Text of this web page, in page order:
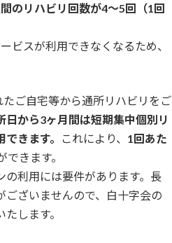
のリハビリ回数が4～5回（1回
ビスが利用できなくなるため、
ご自宅等から通所リハビリをご
日から3ヶ月間は短期集中個別リ
きます。
これにより、 1回あた
きます。
利用には要件があります。長
ざいませんので、白十字会の
します。